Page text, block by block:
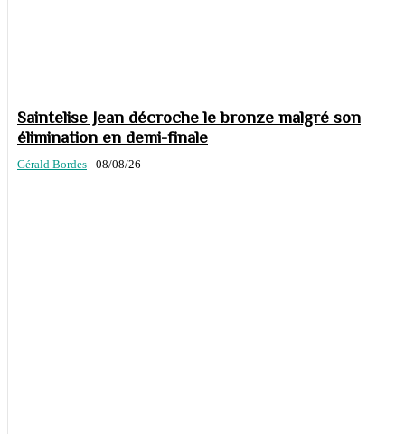
Saintelise Jean décroche le bronze malgré son
élimination en demi-finale
Gérald Bordes - 08/08/26